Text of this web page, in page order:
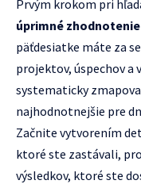
Prvým krokom pri
úprimné
päťdesiatke máte za
projektov, úspechov a
systematicky
najhodnotnejšie pre
Začnite vytvorením
ktoré ste zastávali,
výsledkov, ktoré ste